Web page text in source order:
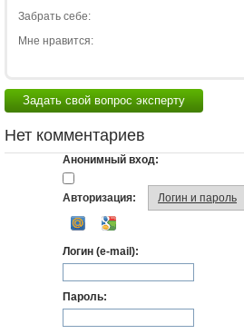
Забрать себе:
Мне нравится:
Задать свой вопрос эксперту
Нет комментариев
Анонимный вход:
Авторизация: Логин и пароль
Логин (e-mail):
Пароль: